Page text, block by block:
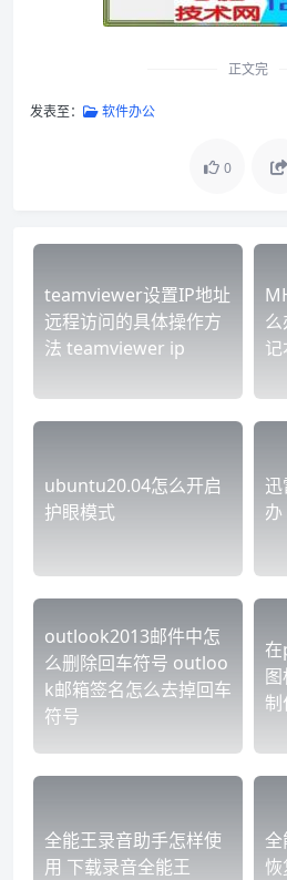
正文完
发表至： 软件办公
0
teamviewer设置IP地址
远程访问的具体操作方
法 teamviewer ip
ubuntu20.04怎么开启
护眼模式
迅
outlook2013邮件中怎
么删除回车符号 outloo
k邮箱签名怎么去掉回车
符号
全能王录音助手怎样使
用 下载录音全能王
全